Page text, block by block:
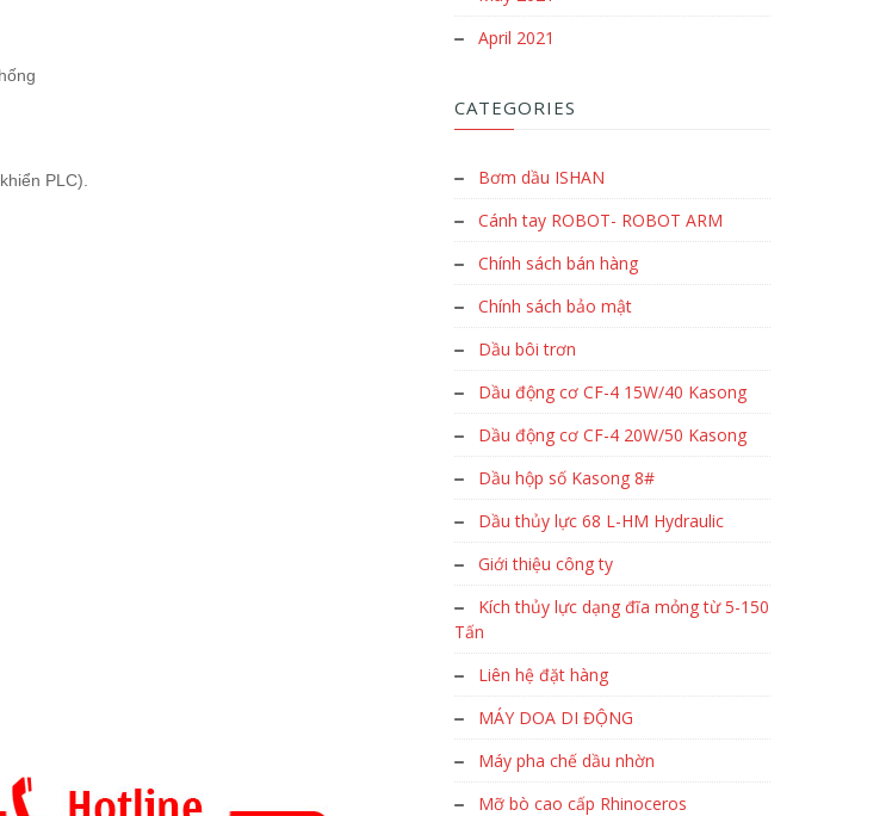
PLC).
April 2021
CATEGORIES
Bơm dầu ISHAN
Cánh tay ROBOT- ROBOT ARM
Chính sách bán hàng
Chính sách bảo mật
Dầu bôi trơn
Dầu động cơ CF-4 15W/40 Kasong
Dầu động cơ CF-4 20W/50 Kasong
Dầu hộp số Kasong 8#
Dầu thủy lực 68 L-HM Hydraulic
Giới thiệu công ty
Kích thủy lực dạng đĩa mỏng từ 5-150
Tấn
Liên hệ đặt hàng
MÁY DOA DI ĐỘNG
Máy pha chế dầu nhờn
Mỡ bò cao cấp Rhinoceros